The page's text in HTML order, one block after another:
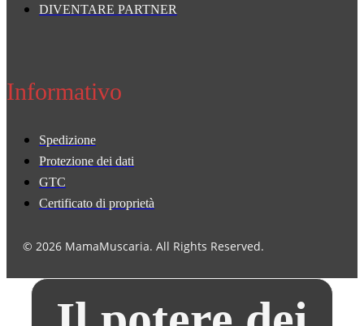
DIVENTARE PARTNER
Informativo
Spedizione
Protezione dei dati
GTC
Certificato di proprietà
© 2026 MamaMuscaria. All Rights Reserved.